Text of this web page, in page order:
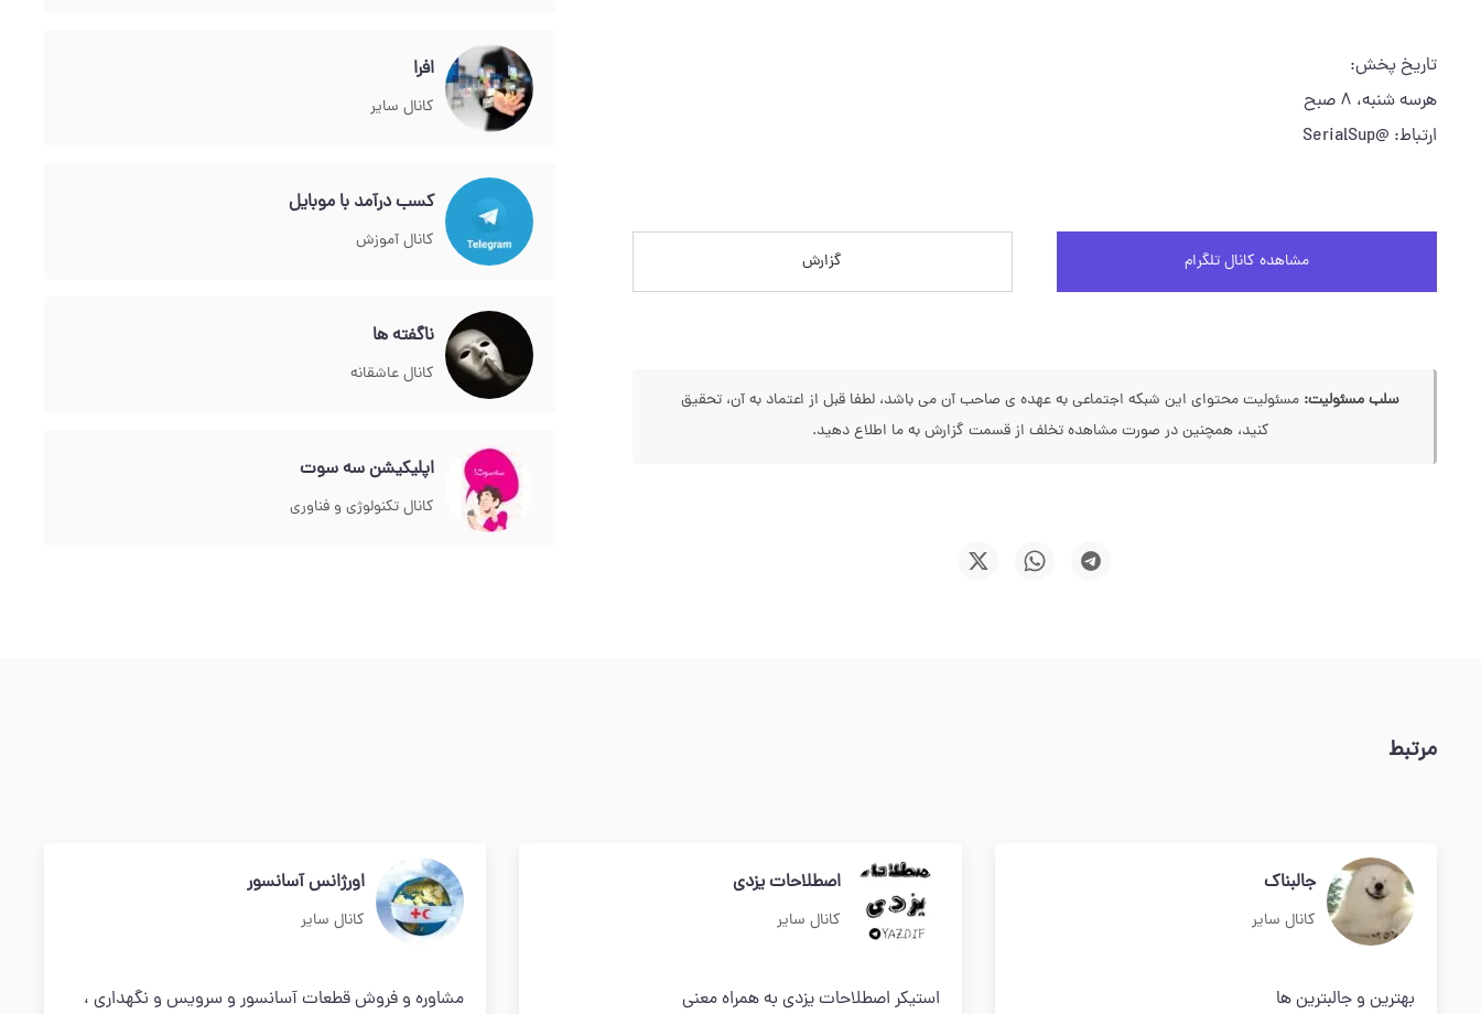
تاریخ پخش:
هرسه شنبه، ۸ صبح
ارتباط: @SerialSup
مشاهده کانال تلگرام گزارش
سلب مسئولیت: مسئولیت محتوای این شبکه اجتماعی به عهده ی صاحب آن می باشد، لطفا قبل از اعتماد به آن، تحقیق
کنید، همچنین در صورت مشاهده تخلف از قسمت گزارش به ما اطلاع دهید.
افرا
کانال سایر
کسب درآمد با موبایل
کانال آموزش
ناگفته ها
کانال عاشقانه
اپلیکیشن سه سوت
کانال تکنولوژی و فناوری
مرتبط
جالبناک
کانال سایر
بهترین و جالبترین ها
اصطلاحات یزدی
کانال سایر
استیکر اصطلاحات یزدی به همراه معنی
اورژانس آسانسور
کانال سایر
مشاوره و فروش قطعات آسانسور و سرویس و نگهداری ،